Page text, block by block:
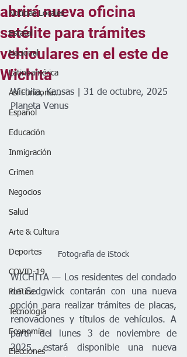
Noticias Locales
Estatal
Nacional
Latinoamérica
Así Funciona...
Español
Educación
Inmigración
Crimen
Negocios
Salud
Arte & Cultura
Deportes
COVID-19
Política
Tecnología
Economía
Elecciones
abrirá nueva oficina
satélite para trámites
vehiculares en el este de
Wichita
Wichita, Kansas | 31 de octubre, 2025
Planeta Venus
Fotografía de iStock
WICHITA — Los residentes del condado
de Sedgwick contarán con una nueva
opción para realizar trámites de placas,
renovaciones y títulos de vehículos. A
partir del lunes 3 de noviembre de
2025, estará disponible una nueva